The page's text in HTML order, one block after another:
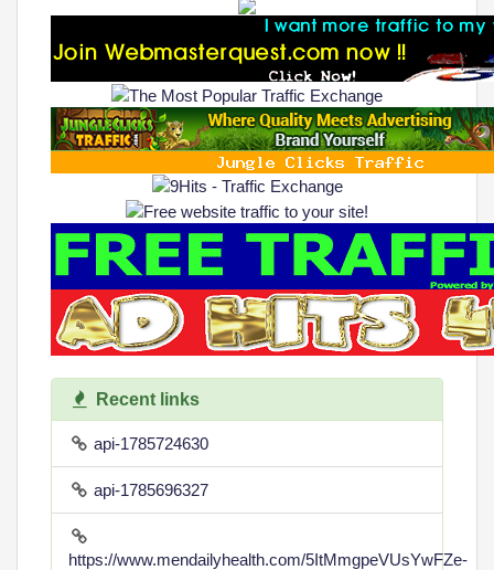
Recent links
api-1785724630
api-1785696327
https://www.mendailyhealth.com/5ItMmgpeVUsYwFZe-